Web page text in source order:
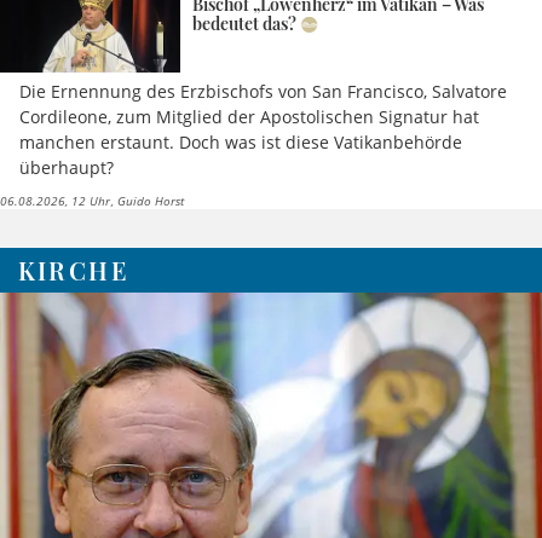
bedeutet das?
Die Ernennung des Erzbischofs von San Francisco, Salvatore
Cordileone, zum Mitglied der Apostolischen Signatur hat
manchen erstaunt. Doch was ist diese Vatikanbehörde
überhaupt?
06.08.2026, 12 Uhr Guido Horst
KIRCHE